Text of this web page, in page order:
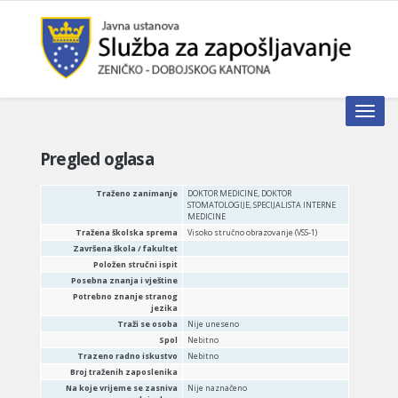
Toggle
Pregled oglasa
Traženo zanimanje
DOKTOR MEDICINE, DOKTOR
STOMATOLOGIJE, SPECIJALISTA INTERNE
MEDICINE
Tražena školska sprema
Visoko stručno obrazovanje (VSS-1)
Završena škola / fakultet
Položen stručni ispit
Posebna znanja i vještine
Potrebno znanje stranog
jezika
Traži se osoba
Nije uneseno
Spol
Nebitno
Trazeno radno iskustvo
Nebitno
Broj traženih zaposlenika
Na koje vrijeme se zasniva
Nije naznačeno